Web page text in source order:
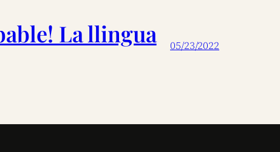
La llingua
05/23/2022